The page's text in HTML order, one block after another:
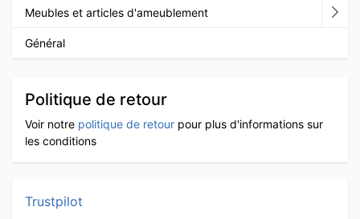
Meubles et articles d'ameublement
Général
Politique de retour
Voir notre politique de retour pour plus d'informations sur
les conditions
Trustpilot